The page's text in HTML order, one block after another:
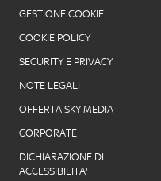
GESTIONE COOKIE
COOKIE POLICY
SECURITY E PRIVACY
NOTE LEGALI
OFFERTA SKY MEDIA
CORPORATE
DICHIARAZIONE DI
ACCESSIBILITA'